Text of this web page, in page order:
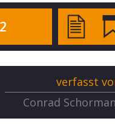
verfasst
Conrad